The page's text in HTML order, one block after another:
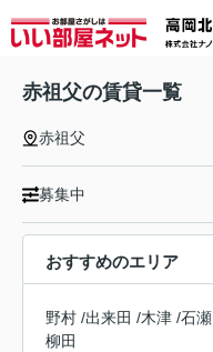
赤祖父の賃貸一覧
赤祖父
募集中
おすすめのエリア
野村 /出来田 /木津 /石瀬
柳田